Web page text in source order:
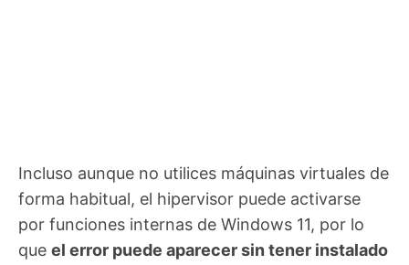
Incluso aunque no utilices máquinas virtuales de
forma habitual, el hipervisor puede activarse
por funciones internas de Windows 11, por lo
que el error puede aparecer sin tener instalado